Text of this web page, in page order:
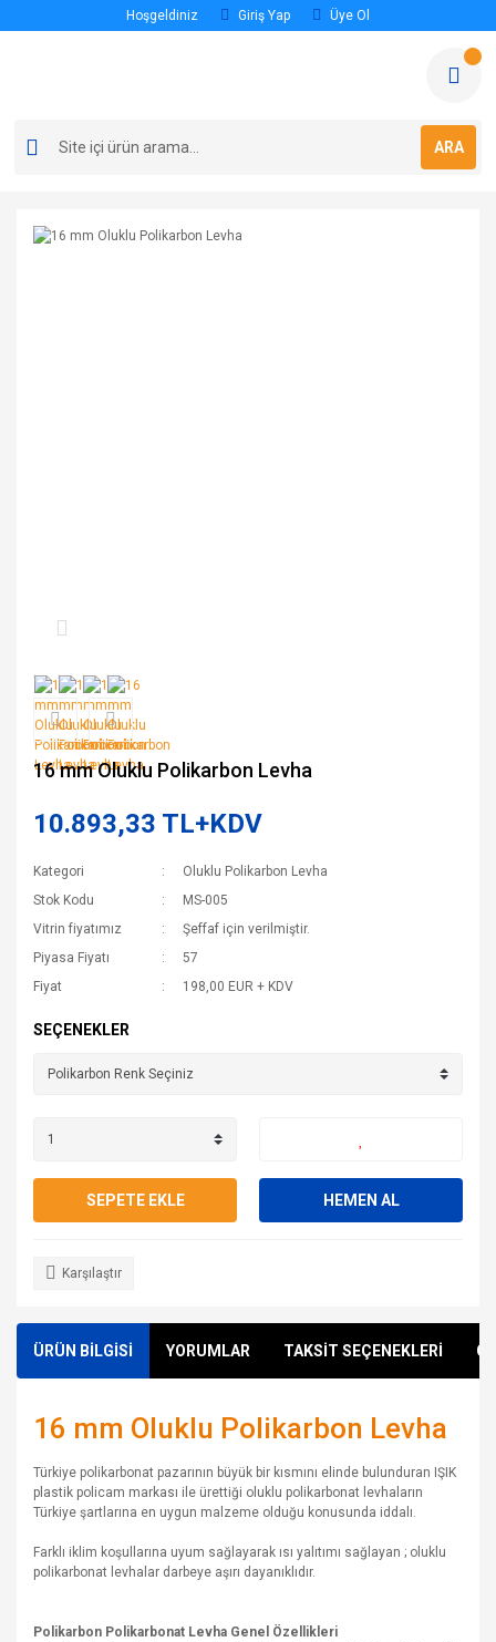
Hoşgeldiniz Giriş Yap Üye Ol
ARA
16 mm Oluklu Polikarbon Levha
10.893,33 TL+KDV
Kategori
Oluklu Polikarbon Levha
Stok Kodu
MS-005
Vitrin fiyatımız
Şeffaf için verilmiştir.
Piyasa Fiyatı
57
Fiyat
198,00 EUR + KDV
SEÇENEKLER
SEPETE EKLE HEMEN AL
Karşılaştır
ÜRÜN BİLGİSİ YORUMLAR TAKSİT SEÇENEKLERİ
16 mm Oluklu Polikarbon Levha
Türkiye polikarbonat pazarının büyük bir kısmını elinde bulunduran IŞIK
plastik policam markası ile ürettiği oluklu polikarbonat levhaların
Türkiye şartlarına en uygun malzeme olduğu konusunda iddalı.
Farklı iklim koşullarına uyum sağlayarak ısı yalıtımı sağlayan ; oluklu
polikarbonat levhalar darbeye aşırı dayanıklıdır.
Polikarbon Polikarbonat Levha Genel Özellikleri